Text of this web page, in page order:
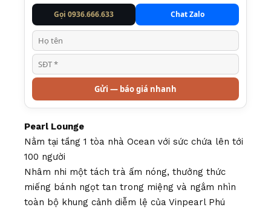
Gọi 0936.666.633
Chat Zalo
Gửi — báo giá nhanh
Pearl Lounge
Nằm tại tầng 1 tòa nhà Ocean với sức chứa lên tới
100 người
Nhâm nhi một tách trà ấm nóng, thưởng thức
miếng bánh ngọt tan trong miệng và ngắm nhìn
toàn bộ khung cảnh diễm lệ của Vinpearl Phú